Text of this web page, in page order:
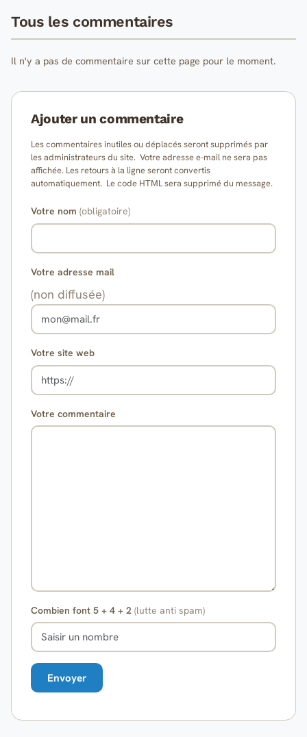
Tous les commentaires
Il n'y a pas de commentaire sur cette page pour le moment.
Ajouter un commentaire
Les commentaires inutiles ou déplacés seront supprimés par
les administrateurs du site. Votre adresse e-mail ne sera pas
affichée. Les retours à la ligne seront convertis
automatiquement. Le code HTML sera supprimé du message.
Votre nom (obligatoire)
Votre adresse mail
(non diffusée)
Votre site web
Votre commentaire
Combien font 5 + 4 + 2 (lutte anti spam)